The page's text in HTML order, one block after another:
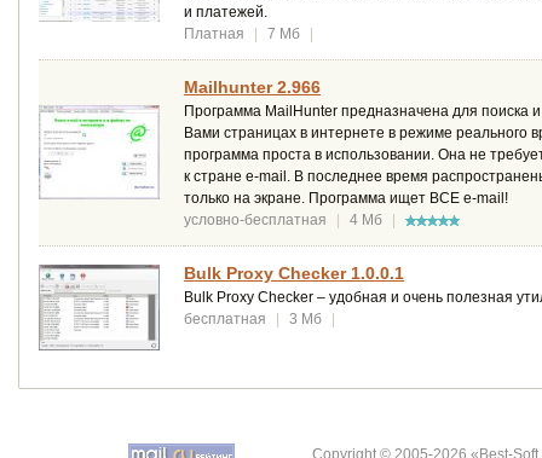
и платежей.
Платная
| 7 Мб |
Mailhunter 2.966
Программа MailHunter предназначена для
Вами страницах в интернете в режиме реального
программа проста в использовании. Она не
к стране e-mail. В последнее время
только на экране. Программа ищет ВСЕ e-mail!
условно-бесплатная
| 4 Мб |
Bulk Proxy Checker 1.0.0.1
Bulk Proxy Checker – удобная и очень полезная
бесплатная
| 3 Мб |
Copyright © 2005-2026 «Best-